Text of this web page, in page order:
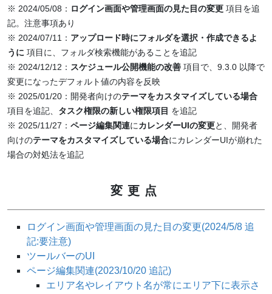
※ 2024/05/08： ログイン画面や管理画面の見た目の変更 項目を追
記。注意事項あり
※ 2024/07/11： アップロード時にフォルダを選択・作成できるよ
うに 項目に、フォルダ検索機能があることを追記
※ 2024/12/12： スケジュール公開機能の改善 項目で、9.3.0 以降で
変更になったデフォルト値の内容を反映
※ 2025/01/20：開発者向けのテーマをカスタマイズしている場合
項目を追記、 タスク権限の新しい権限項目 を追記
※ 2025/11/27： ページ編集関連にカレンダーUIの変更と、開発者
向けのテーマをカスタマイズしている場合にカレンダーUIが崩れた
場合の対処法を追記
変更点
ログイン画面や管理画面の見た目の変更(2024/5/8 追
記:要注意)
ツールバーのUI
ページ編集関連(2023/10/20 追記)
エリア名やレイアウト名が常にエリア下に表示さ